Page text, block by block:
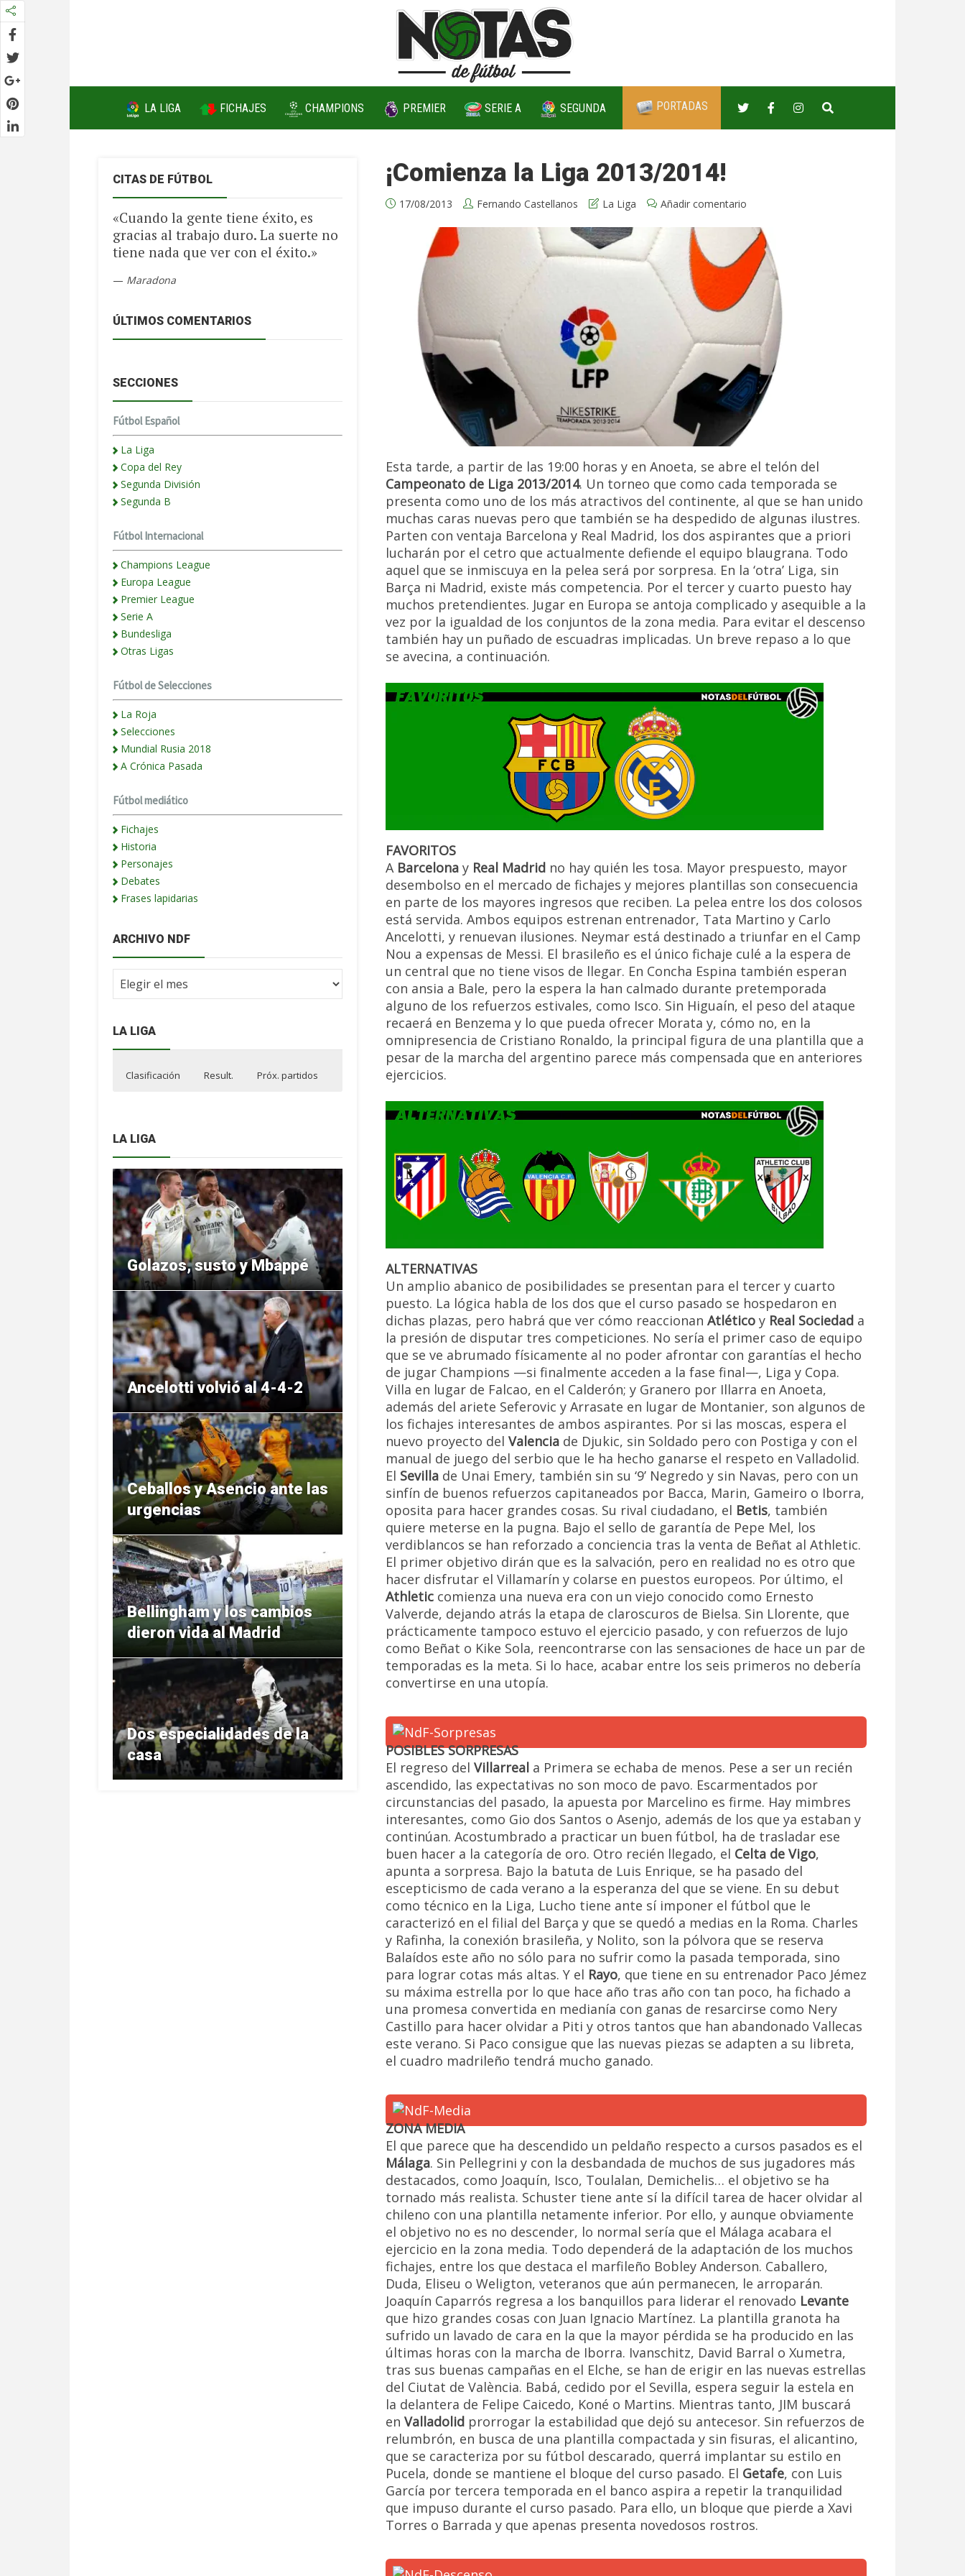
LA LIGA FICHAJES CHAMPIONS PREMIER SERIE A SEGUNDA PORTADAS
¡Comienza la Liga 2013/2014!
17/08/2013 Fernando Castellanos La Liga Añadir comentario
Esta tarde, a partir de las 19:00 horas y en Anoeta, se abre el telón del
Campeonato de Liga 2013/2014. Un torneo que como cada temporada se
presenta como uno de los más atractivos del continente, al que se han unido
muchas caras nuevas pero que también se ha despedido de algunas ilustres.
Parten con ventaja Barcelona y Real Madrid, los dos aspirantes que a priori
lucharán por el cetro que actualmente defiende el equipo blaugrana. Todo
aquel que se inmiscuya en la pelea será por sorpresa. En la ‘otra’ Liga, sin
Barça ni Madrid, existe más competencia. Por el tercer y cuarto puesto hay
muchos pretendientes. Jugar en Europa se antoja complicado y asequible a la
vez por la igualdad de los conjuntos de la zona media. Para evitar el descenso
también hay un puñado de escuadras implicadas. Un breve repaso a lo que
se avecina, a continuación.
FAVORITOS
A Barcelona y Real Madrid no hay quién les tosa. Mayor prespuesto, mayor
desembolso en el mercado de fichajes y mejores plantillas son consecuencia
en parte de los mayores ingresos que reciben. La pelea entre los dos colosos
está servida. Ambos equipos estrenan entrenador, Tata Martino y Carlo
Ancelotti, y renuevan ilusiones. Neymar está destinado a triunfar en el Camp
Nou a expensas de Messi. El brasileño es el único fichaje culé a la espera de
un central que no tiene visos de llegar. En Concha Espina también esperan
con ansia a Bale, pero la espera la han calmado durante pretemporada
alguno de los refuerzos estivales, como Isco. Sin Higuaín, el peso del ataque
recaerá en Benzema y lo que pueda ofrecer Morata y, cómo no, en la
omnipresencia de Cristiano Ronaldo, la principal figura de una plantilla que a
pesar de la marcha del argentino parece más compensada que en anteriores
ejercicios.
ALTERNATIVAS
Un amplio abanico de posibilidades se presentan para el tercer y cuarto
puesto. La lógica habla de los dos que el curso pasado se hospedaron en
dichas plazas, pero habrá que ver cómo reaccionan Atlético y Real Sociedad a
la presión de disputar tres competiciones. No sería el primer caso de equipo
que se ve abrumado físicamente al no poder afrontar con garantías el hecho
de jugar Champions —si finalmente acceden a la fase final—, Liga y Copa.
Villa en lugar de Falcao, en el Calderón; y Granero por Illarra en Anoeta,
además del ariete Seferovic y Arrasate en lugar de Montanier, son algunos de
los fichajes interesantes de ambos aspirantes. Por si las moscas, espera el
nuevo proyecto del Valencia de Djukic, sin Soldado pero con Postiga y con el
manual de juego del serbio que le ha hecho ganarse el respeto en Valladolid.
El Sevilla de Unai Emery, también sin su ‘9’ Negredo y sin Navas, pero con un
sinfín de buenos refuerzos capitaneados por Bacca, Marin, Gameiro o Iborra,
oposita para hacer grandes cosas. Su rival ciudadano, el Betis, también
quiere meterse en la pugna. Bajo el sello de garantía de Pepe Mel, los
verdiblancos se han reforzado a conciencia tras la venta de Beñat al Athletic.
El primer objetivo dirán que es la salvación, pero en realidad no es otro que
hacer disfrutar el Villamarín y colarse en puestos europeos. Por último, el
Athletic comienza una nueva era con un viejo conocido como Ernesto
Valverde, dejando atrás la etapa de claroscuros de Bielsa. Sin Llorente, que
prácticamente tampoco estuvo el ejercicio pasado, y con refuerzos de lujo
como Beñat o Kike Sola, reencontrarse con las sensaciones de hace un par de
temporadas es la meta. Si lo hace, acabar entre los seis primeros no debería
convertirse en una utopía.
POSIBLES SORPRESAS
El regreso del Villarreal a Primera se echaba de menos. Pese a ser un recién
ascendido, las expectativas no son moco de pavo. Escarmentados por
circunstancias del pasado, la apuesta por Marcelino es firme. Hay mimbres
interesantes, como Gio dos Santos o Asenjo, además de los que ya estaban y
continúan. Acostumbrado a practicar un buen fútbol, ha de trasladar ese
buen hacer a la categoría de oro. Otro recién llegado, el Celta de Vigo,
apunta a sorpresa. Bajo la batuta de Luis Enrique, se ha pasado del
escepticismo de cada verano a la esperanza del que se viene. En su debut
como técnico en la Liga, Lucho tiene ante sí imponer el fútbol que le
caracterizó en el filial del Barça y que se quedó a medias en la Roma. Charles
y Rafinha, la conexión brasileña, y Nolito, son la pólvora que se reserva
Balaídos este año no sólo para no sufrir como la pasada temporada, sino
para lograr cotas más altas. Y el Rayo, que tiene en su entrenador Paco Jémez
su máxima estrella por lo que hace año tras año con tan poco, ha fichado a
una promesa convertida en medianía con ganas de resarcirse como Nery
Castillo para hacer olvidar a Piti y otros tantos que han abandonado Vallecas
este verano. Si Paco consigue que las nuevas piezas se adapten a su libreta,
el cuadro madrileño tendrá mucho ganado.
ZONA MEDIA
El que parece que ha descendido un peldaño respecto a cursos pasados es el
Málaga. Sin Pellegrini y con la desbandada de muchos de sus jugadores más
destacados, como Joaquín, Isco, Toulalan, Demichelis… el objetivo se ha
tornado más realista. Schuster tiene ante sí la difícil tarea de hacer olvidar al
chileno con una plantilla netamente inferior. Por ello, y aunque obviamente
el objetivo no es no descender, lo normal sería que el Málaga acabara el
ejercicio en la zona media. Todo dependerá de la adaptación de los muchos
fichajes, entre los que destaca el marfileño Bobley Anderson. Caballero,
Duda, Eliseu o Weligton, veteranos que aún permanecen, le arroparán.
Joaquín Caparrós regresa a los banquillos para liderar el renovado Levante
que hizo grandes cosas con Juan Ignacio Martínez. La plantilla granota ha
sufrido un lavado de cara en la que la mayor pérdida se ha producido en las
últimas horas con la marcha de Iborra. Ivanschitz, David Barral o Xumetra,
tras sus buenas campañas en el Elche, se han de erigir en las nuevas estrellas
del Ciutat de València. Babá, cedido por el Sevilla, espera seguir la estela en
la delantera de Felipe Caicedo, Koné o Martins. Mientras tanto, JIM buscará
en Valladolid prorrogar la estabilidad que dejó su antecesor. Sin refuerzos de
relumbrón, en busca de una plantilla compactada y sin fisuras, el alicantino,
que se caracteriza por su fútbol descarado, querrá implantar su estilo en
Pucela, donde se mantiene el bloque del curso pasado. El Getafe, con Luis
García por tercera temporada en el banco aspira a repetir la tranquilidad
que impuso durante el curso pasado. Para ello, un bloque que pierde a Xavi
Torres o Barrada y que apenas presenta novedosos rostros.
CITAS DE FÚTBOL
«Cuando la gente tiene éxito, es
gracias al trabajo duro. La suerte no
tiene nada que ver con el éxito.»
— Maradona
ÚLTIMOS COMENTARIOS
SECCIONES
Fútbol Español
La Liga
Copa del Rey
Segunda División
Segunda B
Fútbol Internacional
Champions League
Europa League
Premier League
Serie A
Bundesliga
Otras Ligas
Fútbol de Selecciones
La Roja
Selecciones
Mundial Rusia 2018
A Crónica Pasada
Fútbol mediático
Fichajes
Historia
Personajes
Debates
Frases lapidarias
ARCHIVO NDF
Archivo
LA LIGA
Clasificación Result. Próx. partidos
LA LIGA
Golazos, susto y Mbappé
Ancelotti volvió al 4-4-2
Ceballos y Asencio ante las
urgencias
Bellingham y los cambios
dieron vida al Madrid
Dos especialidades de la
casa